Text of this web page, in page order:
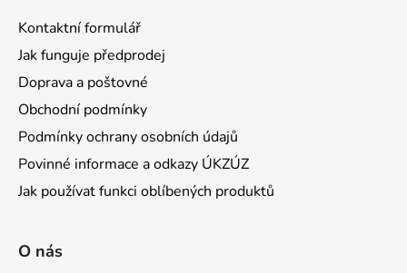
Kontaktní formulář
Jak funguje předprodej
Doprava a poštovné
Obchodní podmínky
Podmínky ochrany osobních údajů
Povinné informace a odkazy ÚKZÚZ
Jak používat funkci oblíbených produktů
O nás